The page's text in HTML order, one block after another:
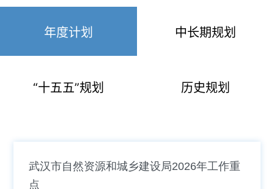
年度计划 中长期规划
“十五五”规划 历史规划
武汉市自然资源和城乡建设局2026年工作重
点